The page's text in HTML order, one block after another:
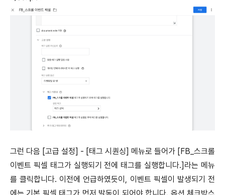
그런 다음 [고급 설정] - [태그 시퀀싱] 메뉴로 들어가 [FB_스크롤
이벤트 픽셀 태그가 실행되기 전에 태그를 실행합니다.]라는 메뉴
를 클릭합니다. 이전에 언급하였듯이, 이벤트 픽셀이 발생되기 전
에는 기본 픽셀 태그가 먼저 발동이 되어야 합니다. 옵션 체크박스